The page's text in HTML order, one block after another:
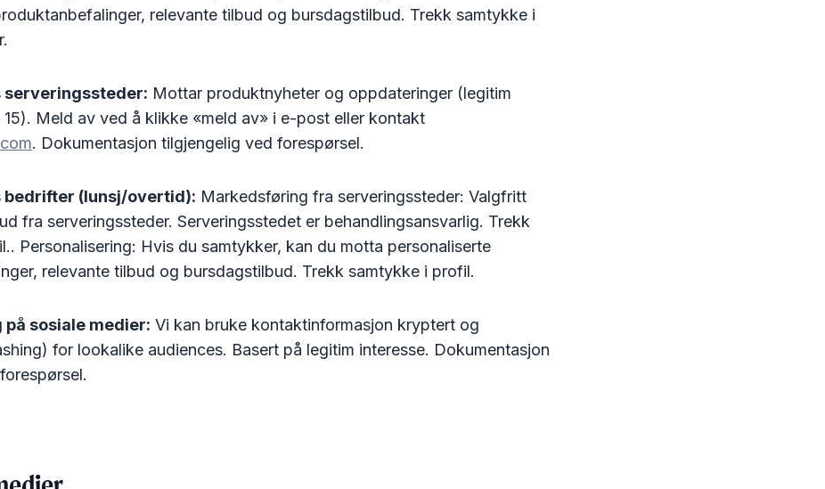
relevante tilbud og bursdagstilbud. Trekk samtykke i
serveringssteder: Mottar produktnyheter og oppdateringer (legitim
15). Meld av ved å klikke «meld av» i e-post eller kontakt
. Dokumentasjon tilgjengelig ved forespørsel.
bedrifter (lunsj/overtid): Markedsføring fra serveringssteder: Valgfritt
fra serveringssteder. Serveringsstedet er behandlingsansvarlig. Trekk
Personalisering: Hvis du samtykker, kan du motta personaliserte
relevante tilbud og bursdagstilbud. Trekk samtykke i profil.
sosiale medier: Vi kan bruke kontaktinformasjon kryptert og
for lookalike audiences. Basert på legitim interesse. Dokumentasjon